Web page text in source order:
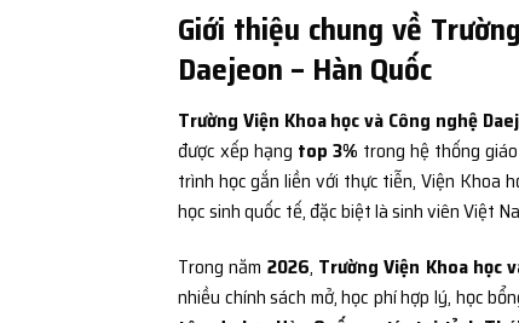
Giới thiệu chung về
Daejeon – Hàn Quốc
Trường Viện Khoa học và Công nghệ
được xếp hạng top 3% trong hệ thống
trình học gắn liền với thực tiễn, Viện Khoa
học sinh quốc tế, đặc biệt là sinh viên Việt
Trong năm 2026, Trường Viện Khoa học
nhiều chính sách mở, học phí hợp lý, học